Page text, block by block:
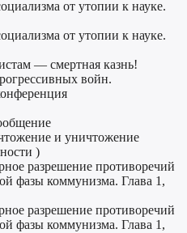
от утопии к науке.
от утопии к науке.
— смертная казнь!
войн.
и уничтожение
)
разрешение противоречий
фазы коммунизма. Глава 1,
разрешение противоречий
фазы коммунизма. Глава 1,